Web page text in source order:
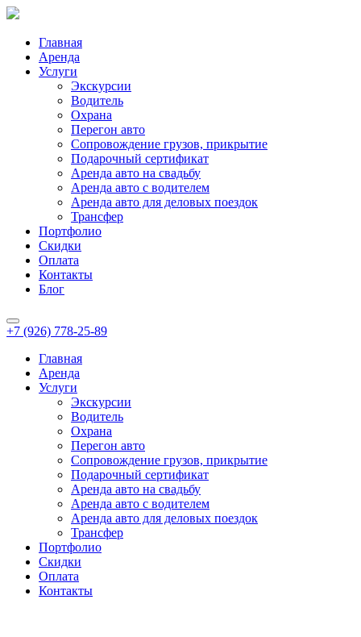
Главная
Аренда
Услуги
Экскурсии
Водитель
Охрана
Перегон авто
Сопровождение грузов, прикрытие
Подарочный сертификат
Аренда авто на свадьбу
Аренда авто с водителем
Аренда авто для деловых поездок
Трансфер
Портфолио
Скидки
Оплата
Контакты
Блог
+7 (926) 778-25-89
Главная
Аренда
Услуги
Экскурсии
Водитель
Охрана
Перегон авто
Сопровождение грузов, прикрытие
Подарочный сертификат
Аренда авто на свадьбу
Аренда авто с водителем
Аренда авто для деловых поездок
Трансфер
Портфолио
Скидки
Оплата
Контакты